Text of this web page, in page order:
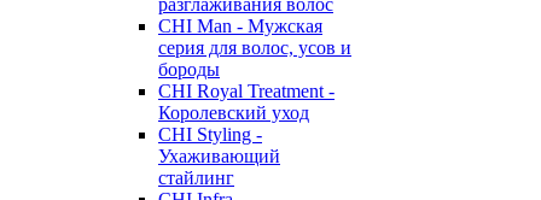
разглаживания волос
CHI Man - Мужская
серия для волос, усов и
бороды
CHI Royal Treatment -
Королевский уход
CHI Styling -
Ухаживающий
стайлинг